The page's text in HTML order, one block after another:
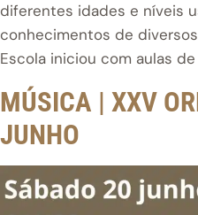
diferentes idades e níveis
conhecimentos de
Escola iniciou com aulas
MÚSICA | XXV
JUNHO